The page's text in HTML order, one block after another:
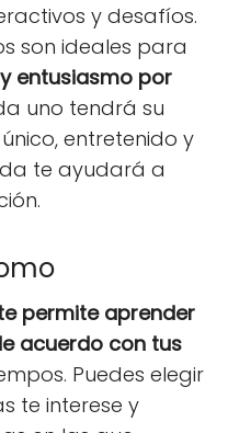
y desafíos.
son ideales para
entusiasmo por
uno tendrá su
entretenido y
te ayudará a
permite aprender
acuerdo con tus
Puedes elegir
te interese y